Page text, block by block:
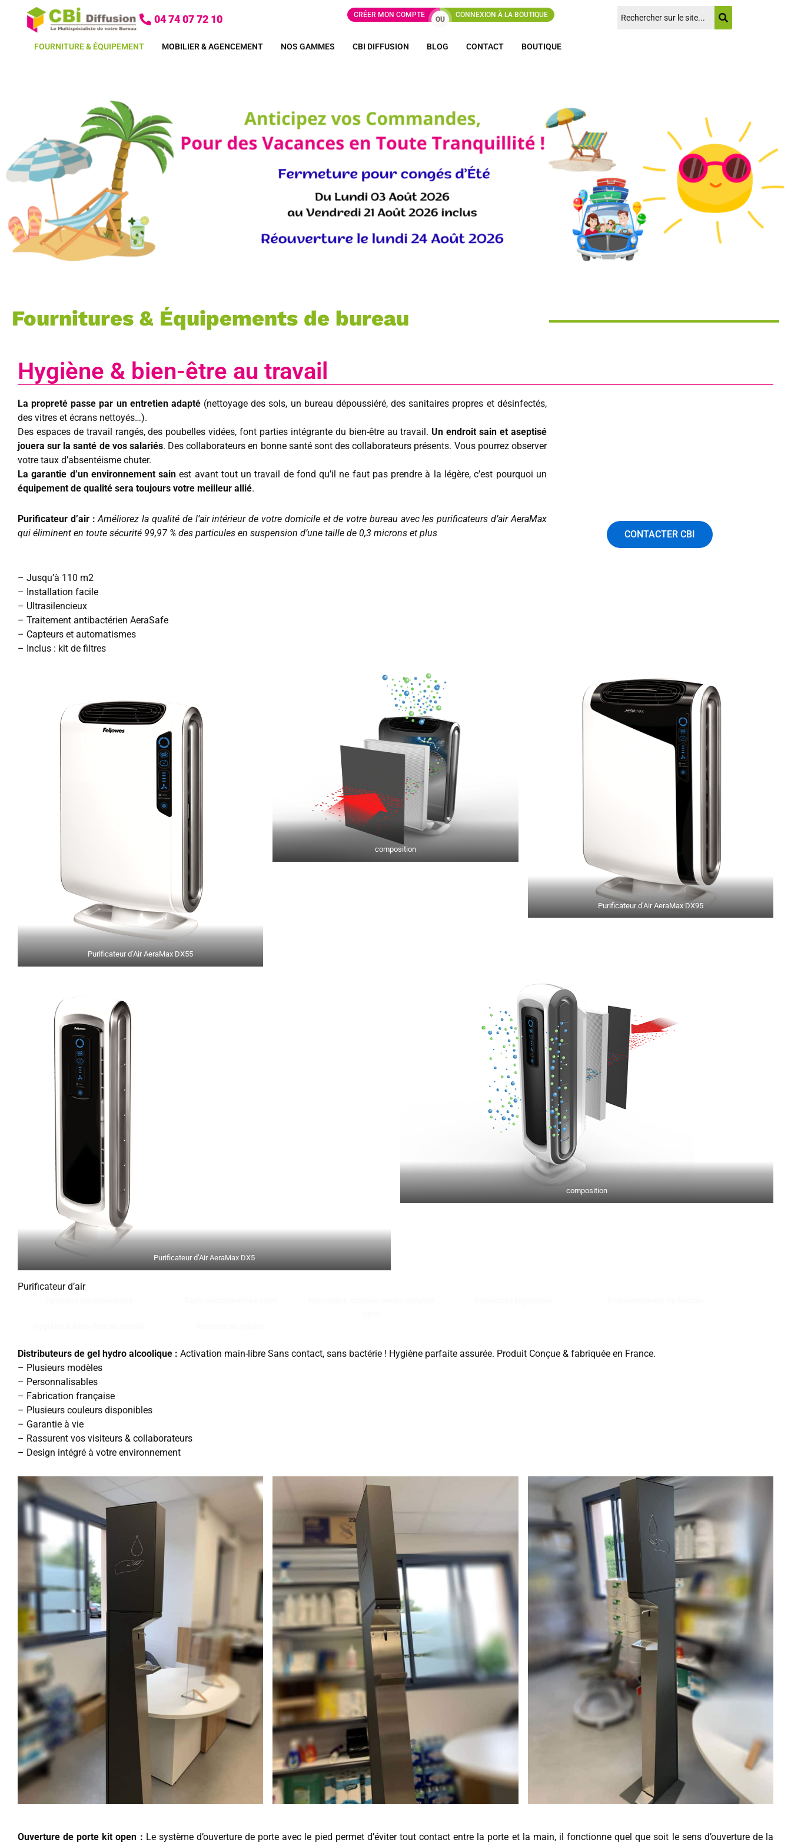
04 74 07 72 10 CRÉER MON COMPTE
OU
CONNEXION À LA BOUTIQUE
FOURNITURE & ÉQUIPEMENT MOBILIER & AGENCEMENT NOS GAMMES CBI DIFFUSION BLOG CONTACT BOUTIQUE
Fournitures & Équipements de bureau
Hygiène & bien-être au travail
La propreté passe par un entretien adapté (nettoyage des sols, un bureau dépoussiéré, des sanitaires propres et désinfectés,
des vitres et écrans nettoyés…).
Des espaces de travail rangés, des poubelles vidées, font parties intégrante du bien-être au travail. Un endroit sain et aseptisé
jouera sur la santé de vos salariés. Des collaborateurs en bonne santé sont des collaborateurs présents. Vous pourrez observer
votre taux d’absentéisme chuter.
La garantie d’un environnement sain est avant tout un travail de fond qu’il ne faut pas prendre à la légère, c’est pourquoi un
équipement de qualité sera toujours votre meilleur allié.
Purificateur d’air : Améliorez la qualité de l’air intérieur de votre domicile et de votre bureau avec les purificateurs d’air AeraMax
qui éliminent en toute sécurité 99,97 % des particules en suspension d’une taille de 0,3 microns et plus
– Jusqu’à 110 m2
– Installation facile
– Ultrasilencieux
– Traitement antibactérien AeraSafe
– Capteurs et automatismes
– Inclus : kit de filtres
CONTACTER CBI
Purificateur d’Air AeraMax DX55
composition
Purificateur d’Air AeraMax DX95
Purificateur d’Air AeraMax DX5
composition
Purificateur d’air
Distributeurs de gel hydro alcoolique : Activation main-libre Sans contact, sans bactérie ! Hygiène parfaite assurée. Produit Conçue & fabriquée en France.
– Plusieurs modèles
– Personnalisables
– Fabrication française
– Plusieurs couleurs disponibles
– Garantie à vie
– Rassurent vos visiteurs & collaborateurs
– Design intégré à votre environnement
Ouverture de porte kit open : Le système d’ouverture de porte avec le pied permet d’éviter tout contact entre la porte et la main, il fonctionne quel que soit le sens d’ouverture de la